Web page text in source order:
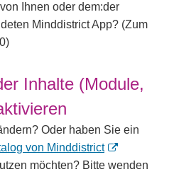
Ihnen oder dem:der
Minddistrict App? (Zum
Inhalte (Module,
Oder haben Sie ein
von Minddistrict(
ö
möchten? Bitte wenden